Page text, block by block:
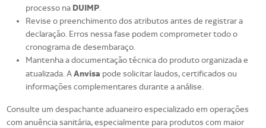
processo na DUIMP.
Revise o preenchimento dos atributos antes de registrar a
declaração. Erros nessa fase podem comprometer todo o
cronograma de desembaraço.
Mantenha a documentação técnica do produto organizada e
atualizada. AAnvisa pode solicitar laudos, certificados ou
informações complementares durante a análise.
Consulte um despachante aduaneiro especializado em operações
com anuência sanitária, especialmente para produtos com maior